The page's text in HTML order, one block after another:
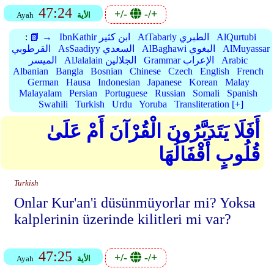
Ayah 47:24 الأية +/- -/+
: 📗 → IbnKathir ابن كثير AtTabariy الطبري
AlQurtubi
القرطوبي
AsSaadiyy السعدي AlBaghawi البغوي
AlMuyassar
الميسر
AlJalalain الجلالين Grammar الإعراب
Arabic
Albanian
Bangla Bosnian Chinese Czech English
French
German
Hausa Indonesian Japanese Korean
Malay
Malayalam
Persian Portuguese Russian Somali
Spanish
Swahili
Turkish Urdu Yoruba Transliteration [+]
أَفَلَا يَتَدَبَّرُونَ الْقُرْآنَ أَمْ عَلَىٰ
قُلُوبٍ أَقْفَالُهَا
Turkish
Onlar Kur'an'i düsünmüyorlar mi? Yoksa
kalplerinin üzerinde kilitleri mi var?
Ayah 47:25 الأية +/- -/+